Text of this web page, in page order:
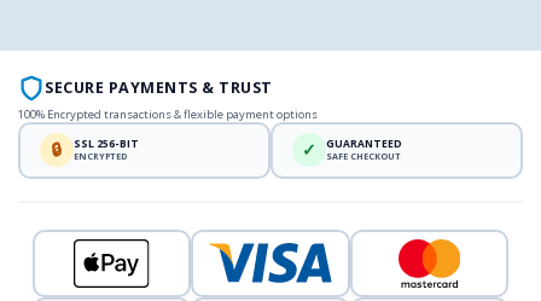
SECURE PAYMENTS & TRUST
100% Encrypted transactions & flexible payment options
🔒 SSL 256-BIT
ENCRYPTED ✓ GUARANTEED
SAFE CHECKOUT